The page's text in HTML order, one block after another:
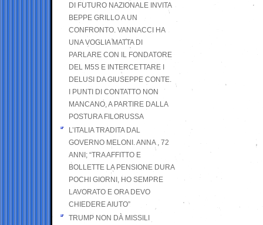
DI FUTURO NAZIONALE INVITA
BEPPE GRILLO A UN
CONFRONTO. VANNACCI HA
UNA VOGLIA MATTA DI
PARLARE CON IL FONDATORE
DEL M5S E INTERCETTARE I
DELUSI DA GIUSEPPE CONTE.
I PUNTI DI CONTATTO NON
MANCANO, A PARTIRE DALLA
POSTURA FILORUSSA
L’ITALIA TRADITA DAL
GOVERNO MELONI. ANNA , 72
ANNI; “TRA AFFITTO E
BOLLETTE LA PENSIONE DURA
POCHI GIORNI, HO SEMPRE
LAVORATO E ORA DEVO
CHIEDERE AIUTO”
TRUMP NON DÀ MISSILI